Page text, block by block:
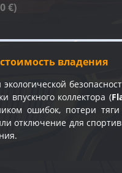
€)
стоимость владения
впускного коллектора (
ошибок, потери
отключение для